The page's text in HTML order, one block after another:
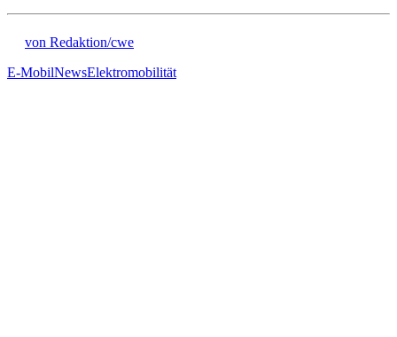
von Redaktion/cwe
E-MobilNewsElektromobilität